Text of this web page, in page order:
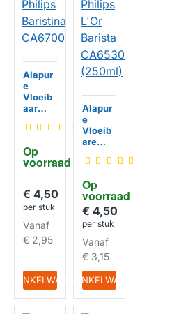
HUISMERK
Op
voorraad
Alapur
e
Vloeib
aar
ker
kt voor
Philips
CA670
0
€ 4,50
per stuk
Vanaf
€ 2,95
IN WINKELWAGEN
HUISMERK
Op
voorraad
Alapur
e
Vloeib
are
ker
kt voor
Philips
L'Or
Barista
CA653
0
(250ml
€ 4,50
per stuk
Vanaf
€ 3,15
IN WINKELWAGEN